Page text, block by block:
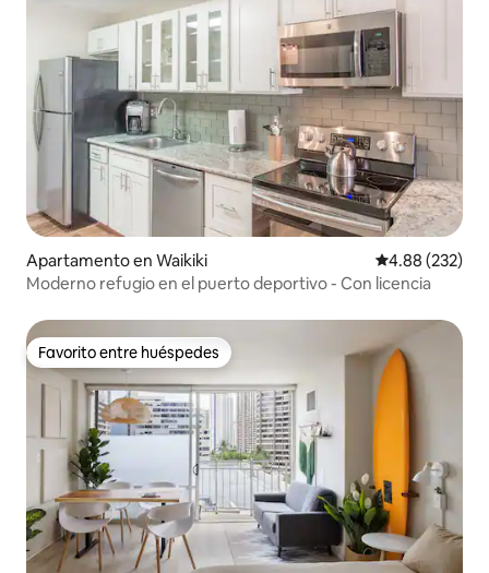
Apartamento en Waikiki Calificación
4.88 (232)
Moderno refugio en el puerto deportivo - Con licencia
Favorito entre huéspedes
Favorito entre huéspedes